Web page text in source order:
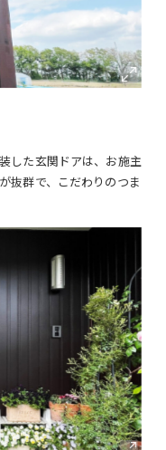
した玄関ドアは、お施主
抜群で、こだわりのつま